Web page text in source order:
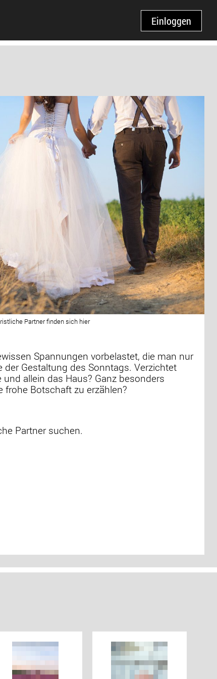
Einloggen
Partner finden sich hier
Spannungen vorbelastet, die man nur
Gestaltung des Sonntags. Verzichtet
allein das Haus? Ganz besonders
Botschaft zu erzählen?
Partner suchen.